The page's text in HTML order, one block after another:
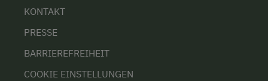
KONTAKT
PRESSE
BARRIEREFREIHEIT
COOKIE EINSTELLUNGEN